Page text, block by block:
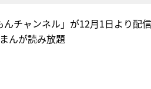
チャンネル」が12月1日より配
んが読み放題